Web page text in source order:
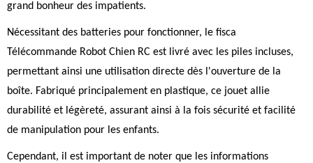
grand bonheur des impatients.
Nécessitant des batteries pour fonctionner, le fisca
Télécommande Robot Chien RC est livré avec les piles incluses,
permettant ainsi une utilisation directe dès l'ouverture de la
boîte. Fabriqué principalement en plastique, ce jouet allie
durabilité et légèreté, assurant ainsi à la fois sécurité et facilité
de manipulation pour les enfants.
Cependant, il est important de noter que les informations